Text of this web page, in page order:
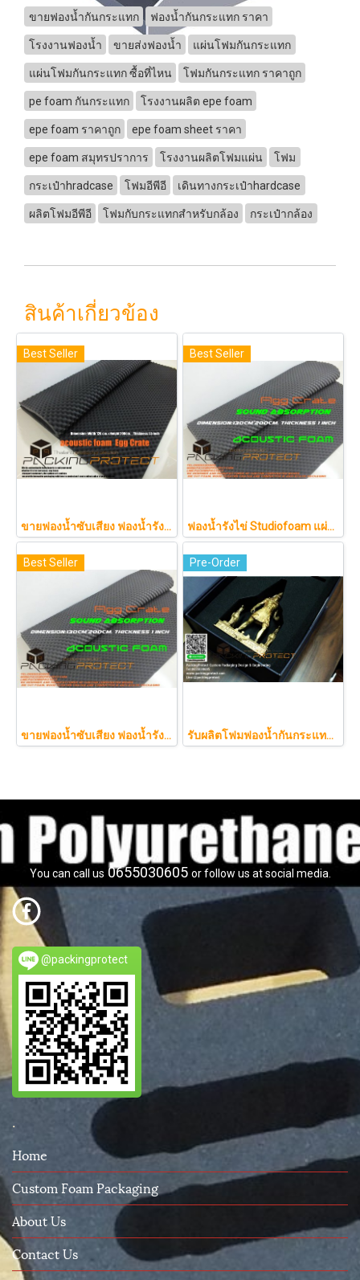
ขายฟองน้ำกันกระแทก ฟองน้ำกันกระแทก ราคา
โรงงานฟองน้ำ ขายส่งฟองน้ำ แผ่นโฟมกันกระแทก
แผ่นโฟมกันกระแทก ซื้อที่ไหน โฟมกันกระแทก ราคาถูก
pe foam กันกระแทก โรงงานผลิต epe foam
epe foam ราคาถูก epe foam sheet ราคา
epe foam สมุทรปราการ โรงงานผลิตโฟมแผ่น โฟม
กระเป๋าhradcase โฟมอีพีอี เดินทางกระเป๋าhardcase
ผลิตโฟมอีพีอี โฟมกับกระแทกสำหรับกล้อง กระเป๋ากล้อง
สินค้าเกี่ยวข้อง
Best Seller
ขายฟองน้ำซับเสียง ฟองน้ำรังไข่ แผ่นซับเสียงห้อง ราคาถูกฟองน้ำรังไข่ แผ่นซับเสียงรังไข่ แผ่นซับเสียงรังไข่ Acoustic foam สีเทาดำขนาดใหญ่ 130*200ซม.หนา1.5นิ้วราคา350บาท(copy)
Best Seller
ฟองน้ำรังไข่ Studiofoam แผ่นซับเสียงห้อง แผ่นซับเสียงรังไข่ แผ่นซับเสียงรังไข่ Acoustic foam สีเทาดำขนาดใหญ่ 125*200ซม.หนา1นิ้วราคา290บาท
Best Seller
ขายฟองน้ำซับเสียง ฟองน้ำรังไข่ แผ่นซับเสียงห้อง ราคาถูกฟองน้ำรังไข่ แผ่นซับเสียงรังไข่ แผ่นซับเสียงรังไข่ Acoustic foam สีเ
Pre-Order
รับผลิตโฟมฟองน้ำกันกระแทกรับออกแบบบรรจุภัณฑ์โมเดล art toy ต่างๆ
You can call us 0655030605 or follow us at social media.
@packingprotect
.
Home
Custom Foam Packaging
About Us
Contact Us